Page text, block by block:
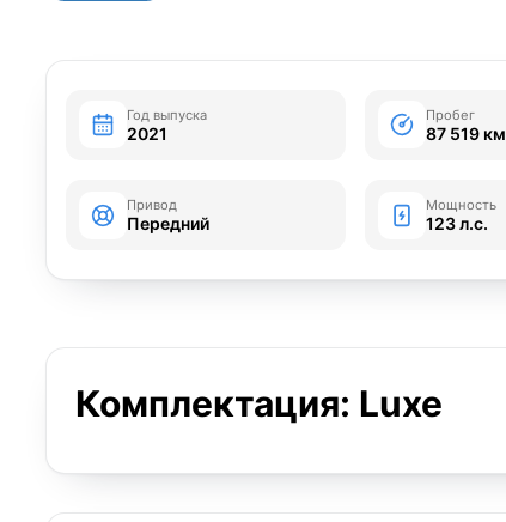
Год выпуска
2021
Пробег
87 519 км
Привод
Передний
Мощность
123 л.с.
Комплектация: Luxe